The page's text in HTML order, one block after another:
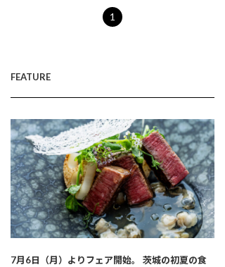
1
FEATURE
7月6日（月）よりフェア開始。 茨城の初夏の食